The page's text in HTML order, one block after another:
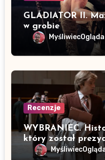
GLADIATOR II.
w grobie
MyśliwiecOgląda
Recenzje
WYBRANIEC.
który został